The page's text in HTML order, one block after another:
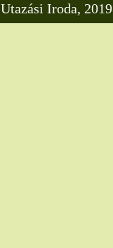
Iroda, 2019